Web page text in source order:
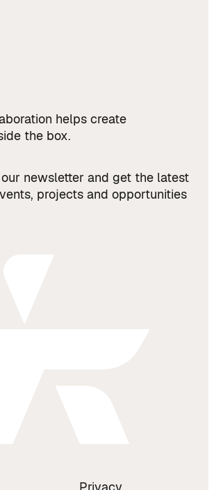
helps create
the box.
newsletter and get the latest
projects and opportunities